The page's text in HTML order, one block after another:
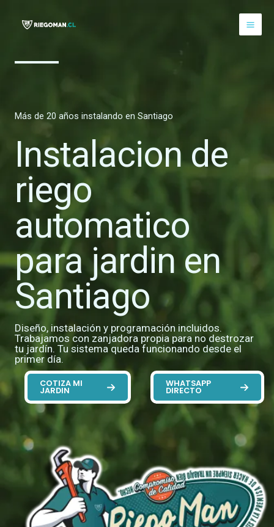
Más de 20 años instalando en Santiago
Instalacion de
riego
automatico
para jardin en
Santiago
Diseño, instalación y programación incluidos.
Trabajamos con zanjadora propia para no destrozar
tu jardín. Tu sistema queda funcionando desde el
primer día.
COTIZA MI
JARDIN
WHATSAPP
DIRECTO